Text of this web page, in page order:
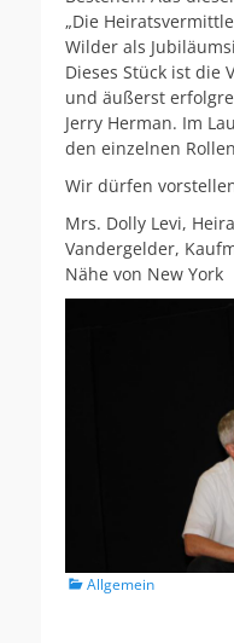
„Die
Wilder als
Dieses Stück ist die
und äußerst
Jerry Herman. Im
den einzelnen
Wir dürfen
Mrs. Dolly Levi,
Vandergelder,
Nähe von New York
Kategorien
Allgemein